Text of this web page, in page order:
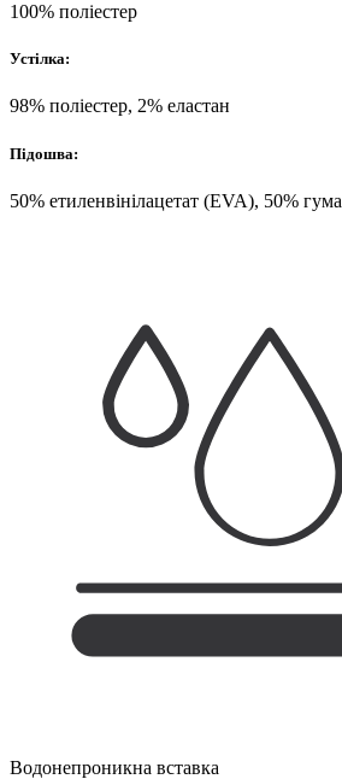
100% поліестер
Устілка:
98% поліестер, 2% еластан
Підошва:
50% етиленвінілацетат (EVA), 50% гума
Водонепроникна вставка